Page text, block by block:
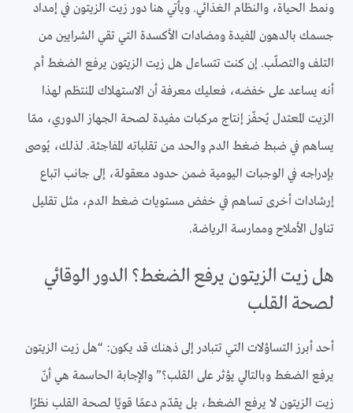
ونمط الحياة، والنظام الغذائي. ويأتي هنا دور زيت الزيتون في إمداد
جسمك بالدهون المفيدة ومضادات الأكسدة التي تقي الشرايين من
التلف والتصلّب. إن كنت تتساءل هل زيت الزيتون يرفع الضغط أم
أنه يساعد على خفضه، فعليك معرفة أن الاستهلاك المنتظم لهذا
الزيت المعتدل يُحفّز إنتاج مركبات مفيدة لصحة الجهاز الدوري، ممّا
يساهم في ضبط ضغط الدم والحد من تقلباته المفاجئة. لذلك، يُوصى
بإدراجه في الوجبات اليومية ضمن حدود معقولة، إلى جانب اتباع
إرشادات أخرى تساهم في خفض مستويات ضغط الدم، مثل تقليل
تناول الأملاح وممارسة الرياضة.
هل زيت الزيتون يرفع الضغط؟ الدور الوقائي
لصحة القلب
أحد أبرز التساؤلات التي تتبادر إلى ذهنك قد يكون: “هل زيت الزيتون
يرفع الضغط وبالتالي يؤثر على القلب؟” والإجابة الحاسمة هي أنّ
زيت الزيتون لا يرفع الضغط، بل يقدّم دعمًا قويًا لصحة القلب نظرًا